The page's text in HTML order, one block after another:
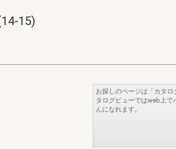
15)
お探しのページは「カタ
タログビューではweb上で
んになれます。